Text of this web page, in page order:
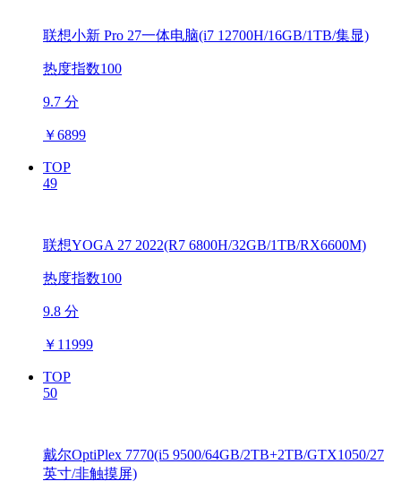
联想小新 Pro 27一体电脑(i7 12700H/16GB/1TB/集显)
热度指数100
9.7 分
￥6899
TOP
49
联想YOGA 27 2022(R7 6800H/32GB/1TB/RX6600M)
热度指数100
9.8 分
￥ 11999
TOP
50
戴尔OptiPlex 7770(i5 9500/64GB/2TB+2TB/GTX1050/27
英寸/非触摸屏)